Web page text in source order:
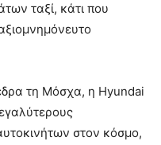
ταξί, κάτι που
τη Μόσχα, η Hyundai
στον κόσμο,